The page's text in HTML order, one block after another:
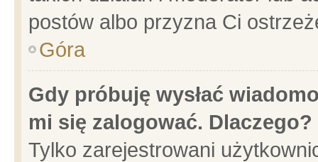
postów albo przyzna Ci
Góra
Gdy próbuję wysłać
mi się zalogować. Dlaczego?
Tylko zarejestrowani